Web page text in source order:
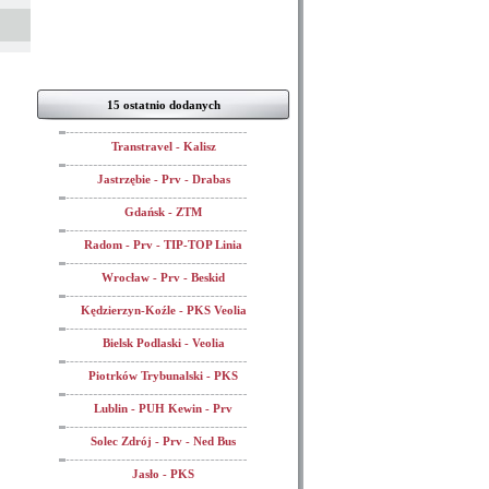
15 ostatnio dodanych
Transtravel - Kalisz
Jastrzębie - Prv - Drabas
Gdańsk - ZTM
Radom - Prv - TIP-TOP Linia
Wrocław - Prv - Beskid
Kędzierzyn-Koźle - PKS Veolia
Bielsk Podlaski - Veolia
Piotrków Trybunalski - PKS
Lublin - PUH Kewin - Prv
Solec Zdrój - Prv - Ned Bus
Jasło - PKS